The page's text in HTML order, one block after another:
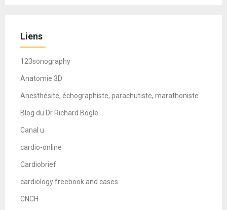
Liens
123sonography
Anatomie 3D
Anesthésite, échographiste, parachutiste, marathoniste
Blog du Dr Richard Bogle
Canal u
cardio-online
Cardiobrief
cardiology freebook and cases
CNCH